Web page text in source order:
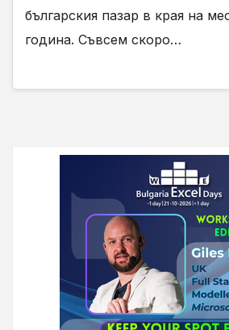
българския пазар в края на
година. Съвсем скоро…